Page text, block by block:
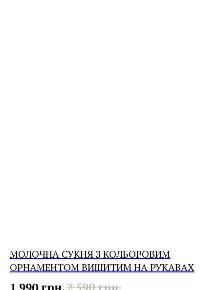
МОЛОЧНА СУКНЯ З КОЛЬОРОВИМ
ОРНАМЕНТОМ ВИШИТИМ НА РУКАВАХ